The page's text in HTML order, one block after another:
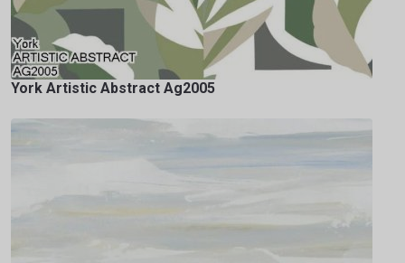
York Artistic Abstract Ag2005